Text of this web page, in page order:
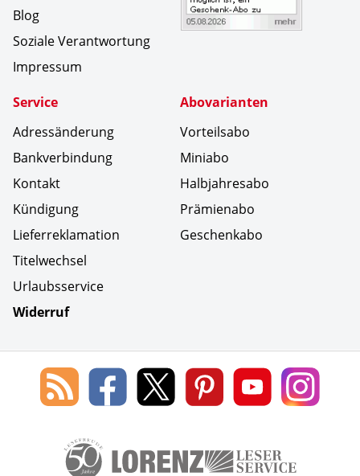
Blog
Soziale Verantwortung
Impressum
Service
Adressänderung
Bankverbindung
Kontakt
Kündigung
Lieferreklamation
Titelwechsel
Urlaubsservice
Widerruf
Abovarianten
Vorteilsabo
Miniabo
Halbjahresabo
Prämienabo
Geschenkabo
Social Media
Blog
des
Leserservice
Lorenz
Leserservice
Lorenz
Leserservice
Lorenz
Leserservice
Lorenz
Leserservice
Lorenz